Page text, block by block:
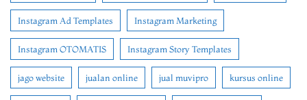
Instagram Ad Templates Instagram Marketing
Instagram OTOMATIS Instagram Story Templates
jago website jualan online jual muvipro kursus online